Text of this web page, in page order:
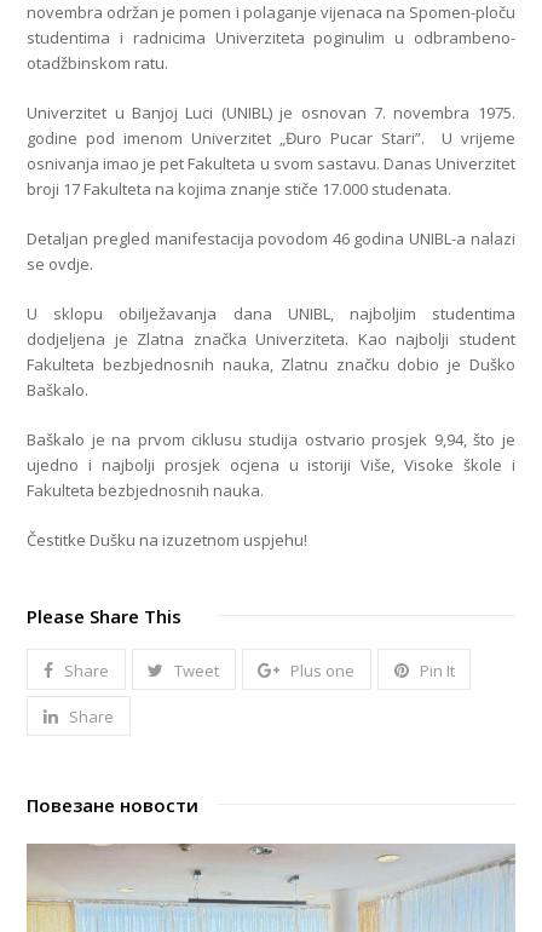
novembra održan je pomen i polaganje vijenaca na Spomen-ploču
studentima i radnicima Univerziteta poginulim u odbrambeno-
otadžbinskom ratu.
Univerzitet u Banjoj Luci (UNIBL) je osnovan 7. novembra 1975.
godine pod imenom Univerzitet „Đuro Pucar Stari”. U vrijeme
osnivanja imao je pet Fakulteta u svom sastavu. Danas Univerzitet
broji 17 Fakulteta na kojima znanje stiče 17.000 studenata.
Detaljan pregled manifestacija povodom 46 godina UNIBL-a nalazi
se ovdje.
U sklopu obilježavanja dana UNIBL, najboljim studentima
dodjeljena je Zlatna značka Univerziteta. Kao najbolji student
Fakulteta bezbjednosnih nauka, Zlatnu značku dobio je Duško
Baškalo.
Baškalo je na prvom ciklusu studija ostvario prosjek 9,94, što je
ujedno i najbolji prosjek ocjena u istoriji Više, Visoke škole i
Fakulteta bezbjednosnih nauka.
Čestitke Dušku na izuzetnom uspjehu!
Please Share This
Share Tweet Plus one Pin It
Share
Повезане новости